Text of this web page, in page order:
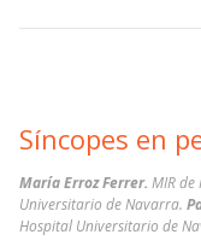
Síncopes en
María Erroz Ferrer. MIR de
Universitario de Navarra.
Hospital Universitario de